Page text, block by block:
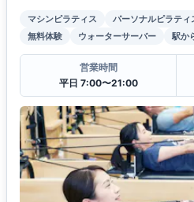
マシンピラティス パーソナルピラティ
無料体験
ウォーターサーバー 駅か
営業時間
平日 7:00〜21:00